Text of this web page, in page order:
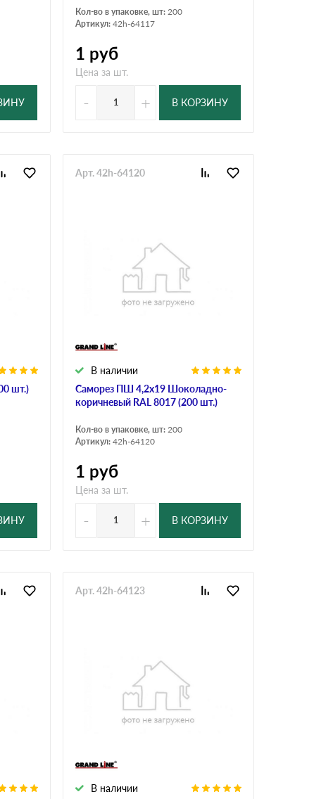
Кол-во в упаковке, шт: 200
Артикул: 42h-64117
1 руб
Цена за шт.
- + В КОРЗИНУ
шт.)
Саморез ПШ 4,2х19 Шоколадно-
коричневый RAL 8017 (200 шт.)
В наличии
Арт. 42h-64120
Кол-во в упаковке, шт: 200
Артикул: 42h-64120
1 руб
Цена за шт.
- + В КОРЗИНУ
В наличии
Арт. 42h-64123